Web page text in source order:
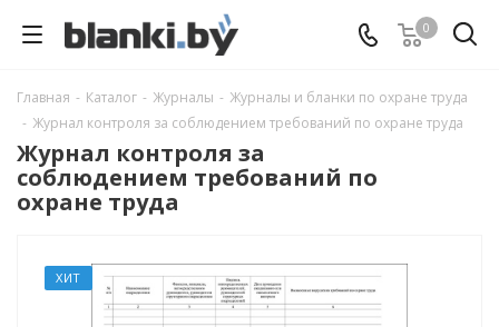
0
Главная - Каталог - Журналы - Журналы и бланки по охране труда
- Журнал контроля за соблюдением требований по охране труда
Журнал контроля за
соблюдением требований по
охране труда
ХИТ